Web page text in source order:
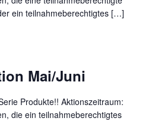
ein teilnahmeberechtigtes […]
Mai/Juni
Produkte!! Aktionszeitraum:
die ein teilnahmeberechtigtes